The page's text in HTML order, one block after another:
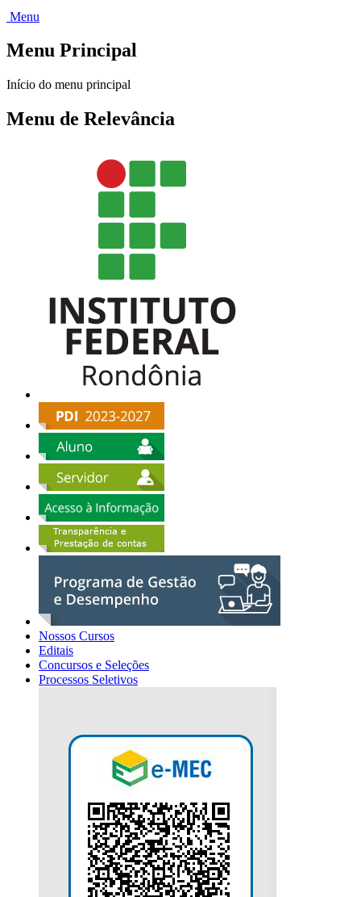
Menu
Menu Principal
Início do menu principal
Menu de Relevância
Nossos Cursos
Editais
Concursos e Seleções
Processos Seletivos